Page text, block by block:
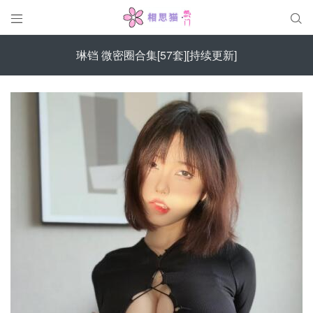
 
琳铛 微密圈合集[57套][持续更新]